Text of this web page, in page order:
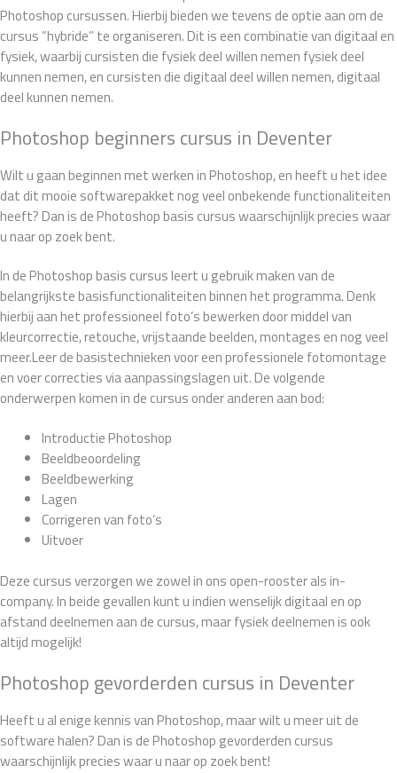
Photoshop cursussen. Hierbij bieden we tevens de optie aan om de
cursus “hybride” te organiseren. Dit is een combinatie van digitaal en
fysiek, waarbij cursisten die fysiek deel willen nemen fysiek deel
kunnen nemen, en cursisten die digitaal deel willen nemen, digitaal
deel kunnen nemen.
Photoshop beginners cursus in Deventer
Wilt u gaan beginnen met werken in Photoshop, en heeft u het idee
dat dit mooie softwarepakket nog veel onbekende functionaliteiten
heeft? Dan is de Photoshop basis cursus waarschijnlijk precies waar
u naar op zoek bent.
In de Photoshop basis cursus leert u gebruik maken van de
belangrijkste basisfunctionaliteiten binnen het programma. Denk
hierbij aan het professioneel foto’s bewerken door middel van
kleurcorrectie, retouche, vrijstaande beelden, montages en nog veel
meer.Leer de basistechnieken voor een professionele fotomontage
en voer correcties via aanpassingslagen uit. De volgende
onderwerpen komen in de cursus onder anderen aan bod:
Introductie Photoshop
Beeldbeoordeling
Beeldbewerking
Lagen
Corrigeren van foto’s
Uitvoer
Deze cursus verzorgen we zowel in ons open-rooster als in-
company. In beide gevallen kunt u indien wenselijk digitaal en op
afstand deelnemen aan de cursus, maar fysiek deelnemen is ook
altijd mogelijk!
Photoshop gevorderden cursus in Deventer
Heeft u al enige kennis van Photoshop, maar wilt u meer uit de
software halen? Dan is de Photoshop gevorderden cursus
waarschijnlijk precies waar u naar op zoek bent!